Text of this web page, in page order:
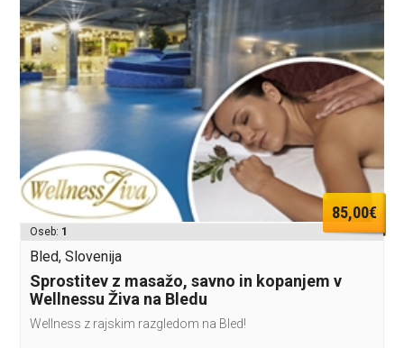
85,00€
Oseb: 1
Bled, Slovenija
Sprostitev z masažo, savno in kopanjem v
Wellnessu Živa na Bledu
Wellness z rajskim razgledom na Bled!